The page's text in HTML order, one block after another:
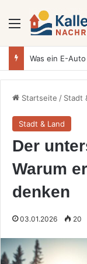
Menü
Startseite / Stadt
Stadt & Land
Der
Warum
denken
03.01.2026 20